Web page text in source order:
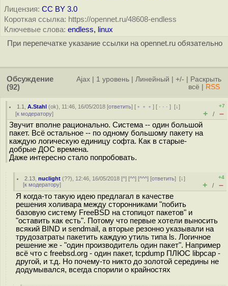
Лицензия: CC BY 3.0
Короткая ссылка: https://opennet.ru/48608-endless
Ключевые слова: endless, linux
При перепечатке указание ссылки на opennet.ru обязательно
Обсуждение
(92)
Ajax 1 уровень Линейный +/-
Раскрыть
всё
RSS
1.1 ,A.Stahl (ok), 11:46, 16/05/2018 [ответить] [ ﹢﹢﹢] [ · · ·][↓]
[к модератору]
+7
+ / –
Звучит вполне рационально. Система -- один большой
пакет. Всё остальное -- по одному большому пакету на
каждую логическую единицу софта. Как в старые-
добрые ДОС времена.
Даже интересно стало попробовать.
2.13 ,nuclight (??), 12:46, 16/05/2018 [^] [^^] [^^^] [ответить][↓]
[к модератору]
+4
+ / –
Я когда-то такую идею предлагал в качестве
решения холивара между сторонниками "побить
базовую систему FreeBSD на стопицот пакетов" и
"оставить как есть". Потому что первые хотели выносить
всякий BIND и sendmail, а вторые резонно указывали на
трудозатраты пакетить каждую утиль типа ls. Логичное
решение же - "один производитель один пакет". Например
всё что с freebsd.org - один пакет, tcpdump ПЛЮС libpcap -
другой, и т.д. Но почему-то никто до золотой середины не
додумывался, всегда спорили о крайностях